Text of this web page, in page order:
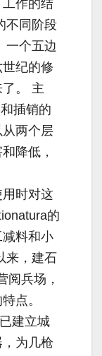
作的结
不同阶段
一个五边
纪的修
。 主
插销的
两个层
降低，
时对这
的
料和小
来，建石
阅兵场，
点。
建立城
为几枪